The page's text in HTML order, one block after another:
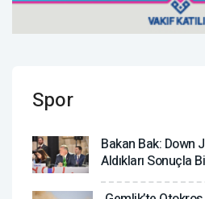
Spor
Bakan Bak: Down
Aldıkları Sonuçla